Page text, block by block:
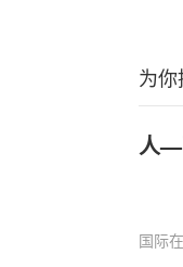
为
人—
国际